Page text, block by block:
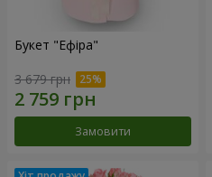
Букет "Ефіра"
3 679 грн
Замовити